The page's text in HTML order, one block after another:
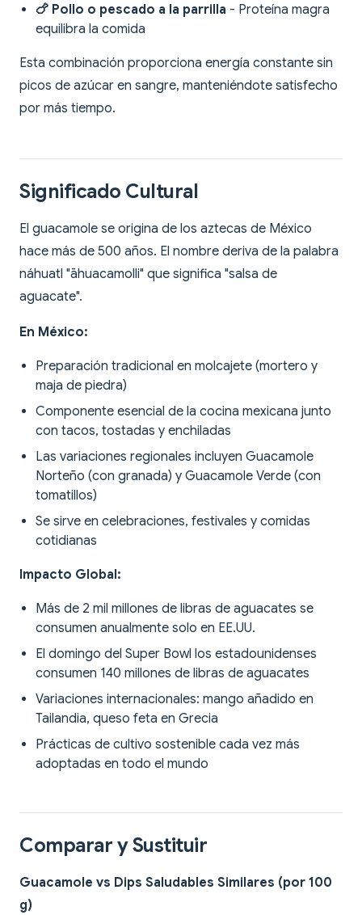
🍗 Pollo o pescado a la parrilla - Proteína magra
equilibra la comida
Esta combinación proporciona energía constante sin
picos de azúcar en sangre, manteniéndote satisfecho
por más tiempo.
Significado Cultural
El guacamole se origina de los aztecas de México
hace más de 500 años. El nombre deriva de la palabra
náhuatl "āhuacamolli" que significa "salsa de
aguacate".
En México:
Preparación tradicional en molcajete (mortero y
maja de piedra)
Componente esencial de la cocina mexicana junto
con tacos, tostadas y enchiladas
Las variaciones regionales incluyen Guacamole
Norteño (con granada) y Guacamole Verde (con
tomatillos)
Se sirve en celebraciones, festivales y comidas
cotidianas
Impacto Global:
Más de 2 mil millones de libras de aguacates se
consumen anualmente solo en EE.UU.
El domingo del Super Bowl los estadounidenses
consumen 140 millones de libras de aguacates
Variaciones internacionales: mango añadido en
Tailandia, queso feta en Grecia
Prácticas de cultivo sostenible cada vez más
adoptadas en todo el mundo
Comparar y Sustituir
Guacamole vs Dips Saludables Similares (por 100
g)